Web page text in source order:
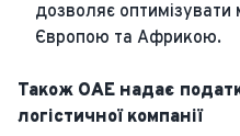
дозволяє
Європою та Африкою.
Також ОАЕ надає
логістичної компанії